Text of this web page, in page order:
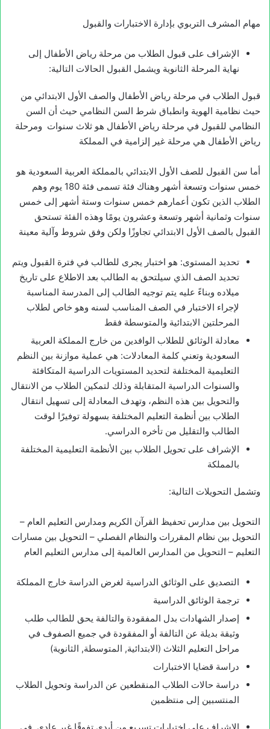
مهام المشرف التربوي بإدارة الاختبارات والقبول
الإشراف على قبول الطلاب من مرحلة رياض الأطفال إلى
نهاية المرحلة الثانوية ويشمل القبول الحالات التالية:
قبول الطلاب في مرحلة رياض الأطفال والصف الأول الابتدائي من
حيث نظامية الهوية وانطباق شرط السن النظامي حيث أن السن
النظامي للقبول في مرحلة رياض الأطفال هو ثلاث سنوات ومرحلة
رياض الأطفال هي مرحلة غير إلزامية في المملكة
أما سن القبول للصف الأول الابتدائي بالمملكة العربية السعودية هو
خمس سنوات وتسعة أشهر وهناك فئة تسمى فئة 180 يوم وهم
الطلاب الذين تكون أعمارهم خمس سنوات وستة أشهر إلى خمس
سنوات وثمانية أشهر وتسعة وعشرون يومًا وهذه الفئة تستحق
القبول بالصف الأول الابتدائي تجاوزًا ولكن وفق شروط وآلية معينة
تحديد المستوى: هو اختبار يجرى للطالب في فترة القبول ويتم
تحديد الصف الذي سيلتحق به الطالب بعد الاطلاع على تاريخ
ميلاده وبناءً عليه يتم توجيه الطالب إلى المدرسة المناسبة
لإجراء الاختبار في الصف المناسب لسنه وهو خاص لطلاب
المرحلتين الابتدائية والمتوسطة فقط
معادلة الوثائق للطلاب الوافدين من خارج المملكة العربية
السعودية وتعني كلمة المعادلات: هي عملية موازنة بين النظم
التعليمية المختلفة لتحديد المستويات الدراسية المتكافئة
والسنوات الدراسية المتقابلة وذلك لتمكين الطلاب من الانتقال
والتحويل بين هذه النظم، وتهدف المعادلة إلى تسهيل انتقال
الطلاب بين أنظمة التعليم المختلفة بسهولة توفيرًا لوقت
الطالب والتقليل من تأخره الدراسي.
الإشراف على تحويل الطلاب بين الأنظمة التعليمية المختلفة
بالمملكة
وتشمل التحويلات التالية:
التحويل بين مدارس تحفيظ القرآن الكريم ومدارس التعليم العام –
التحويل بين نظام المقررات والنظام الفصلي – التحويل بين مسارات
التعليم – التحويل من المدارس العالمية إلى مدارس التعليم العام
التصديق على الوثائق الدراسية لغرض الدراسة خارج المملكة
ترجمة الوثائق الدراسية
إصدار الشهادات بدل المفقودة والتالفة يحق للطالب طلب
وثيقة بديلة عن التالفة أو المفقودة في جميع الصفوف في
مراحل التعليم الثلاث (الابتدائية, المتوسطة, الثانوية)
دراسة قضايا الاختبارات
دراسة حالات الطلاب المنقطعين عن الدراسة وتحويل الطلاب
المنتسبين إلى منتظمين